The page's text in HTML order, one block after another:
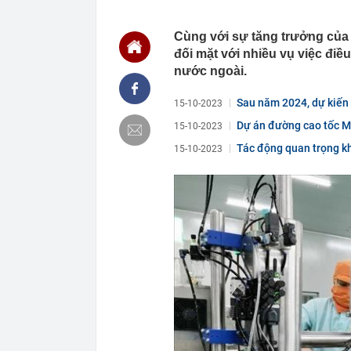
diễn ra ở một
20:38
Khi nào chạy
20:37
Doanh
20:35
Mua nhà
đúng nhưng
nào mạnh
20:29
Cờ Nga kéo
lửa không
20:23
Hạt dẻ không
giúp kiện tỳ
20:22
Trung Quốc
chưa từng
20:21
Công an
Cùng với sự tăng trưởng của
đối mặt với nhiều vụ việc
nước ngoài.
15-10-2023 Sau năm 2024, dự
15-10-2023 Dự án đường cao tốc
15-10-2023 Tác động quan trọng